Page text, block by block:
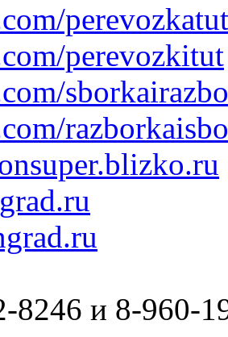
perevozkatut
perevozkitut
8246 и 8-960-